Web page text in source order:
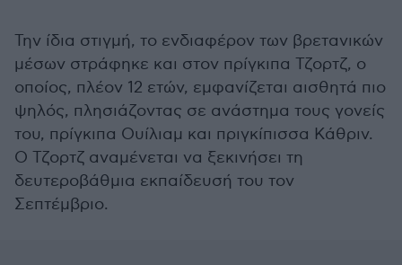
Την ίδια στιγμή, το ενδιαφέρον των βρετανικών
μέσων στράφηκε και στον πρίγκιπα Τζορτζ, ο
οποίος, πλέον 12 ετών, εμφανίζεται αισθητά πιο
ψηλός, πλησιάζοντας σε ανάστημα τους γονείς
του, πρίγκιπα Ουίλιαμ και πριγκίπισσα Κάθριν.
Ο Τζορτζ αναμένεται να ξεκινήσει τη
δευτεροβάθμια εκπαίδευσή του τον
Σεπτέμβριο.